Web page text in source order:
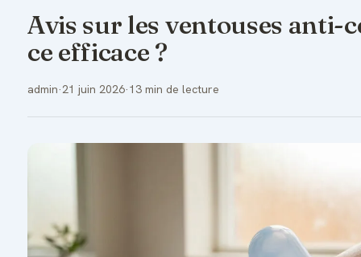
Avis sur les ventouses anti-
ce efficace ?
admin·21 juin 2026·13 min de lecture